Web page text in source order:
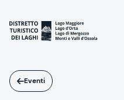
contenuto
principale
Eventi